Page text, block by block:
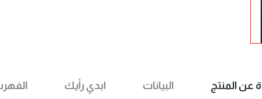
عن المنتج البيانات ابدي رأيك